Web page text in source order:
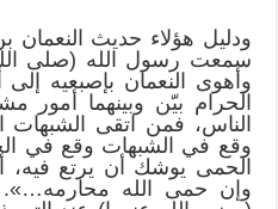
ودليل هؤلاء حديث النعمان
سمعت رسول الله (صلى
وأهوى النعمان بإصبعيه
الحرام بيّن وبينهما أمور
الناس، فمن اتقى الشبهات
وقع في الشبهات وقع في
الحمى يوشك أن يرتع فيه،
وإن حمى الله